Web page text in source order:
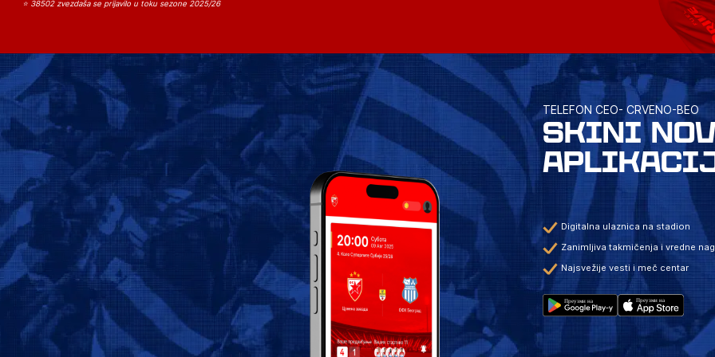
⭐ 38502 zvezdaša se prijavilo u toku sezone 2025/26
TELEFON CEO- CRVENO-BEO
SKINI
Digitalna ulaznica na stadion
Zanimljiva takmičenja i vredne
Najsvežije vesti i meč centar